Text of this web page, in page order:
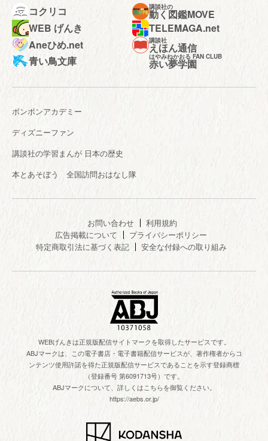
コクリコ
講談社の
動く図鑑MOVE
WEB げんき
TELEMAGA.net
Aneひめ.net
講談社
えほん通信
青い鳥文庫
はやみねかおる FAN CLUB
赤い夢学園
ボンボンアカデミー
ディズニーファン
講談社の学習まんが 日本の歴史
本とあそぼう 全国訪問おはなし隊
お問い合わせ
利用規約
広告掲載について
プライバシーポリシー
特定商取引法に基づく表記
安全な付録への取り組み
WEBげんきは正規版配信サイトマークを取得したサービスです。
ABJマークは、この電子書店・電子書籍配信サービスが、著作権者からコ
ンテンツ使用許諾を得た正規版配信サービスであることを示す登録商標
（登録番号 第6091713号）です。
ABJマークについて、詳しくはこちらを御覧ください。
https://aebs.or.jp/